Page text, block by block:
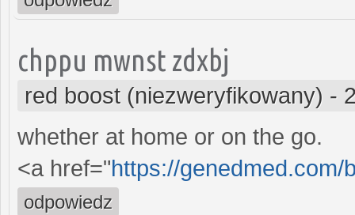
chppu mwnst zdxbj
red boost (niezweryfikowany) -
whether at home or on the go.
<a href="https://genedmed.com/
odpowiedz